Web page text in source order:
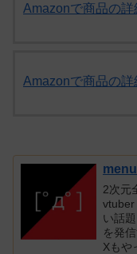
Amazonで商品の詳
Amazonで商品の詳
menu
2次元
vtuber
い話
を発
Xもや